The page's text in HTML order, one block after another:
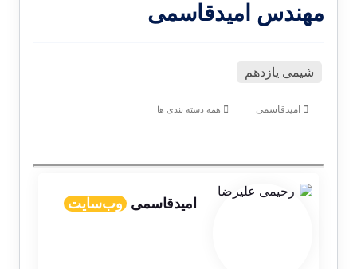
مهندس امیدقاسمی
شیمی یازدهم
امیدقاسمی همه دسته بندی ها
امیدقاسمی وب‌سایت